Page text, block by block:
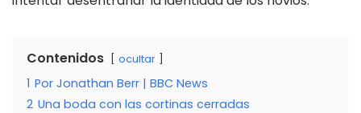
Contenidos ocultar
1 Por Jonathan Berr | BBC News
2 Una boda con las cortinas cerradas